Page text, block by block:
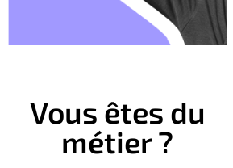
Vous êtes du
métier ?